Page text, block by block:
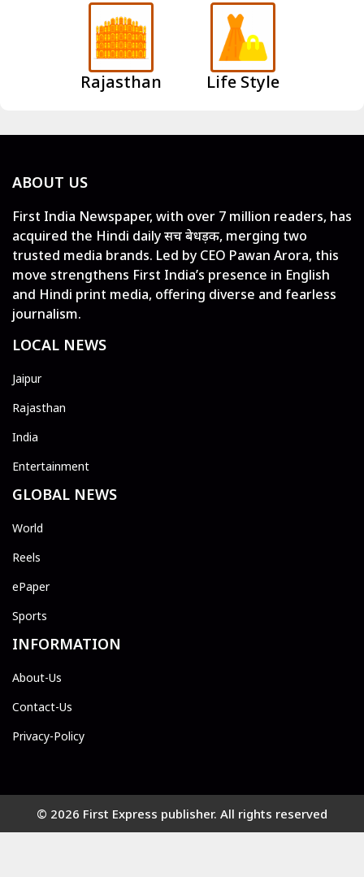
Rajasthan Life Style
ABOUT US
First India Newspaper, with over 7 million readers, has
acquired the Hindi daily सच बेधड़क, merging two
trusted media brands. Led by CEO Pawan Arora, this
move strengthens First India’s presence in English
and Hindi print media, offering diverse and fearless
journalism.
LOCAL NEWS
Jaipur
Rajasthan
India
Entertainment
GLOBAL NEWS
World
Reels
ePaper
Sports
INFORMATION
About-Us
Contact-Us
Privacy-Policy
© 2026 First Express publisher. All rights reserved